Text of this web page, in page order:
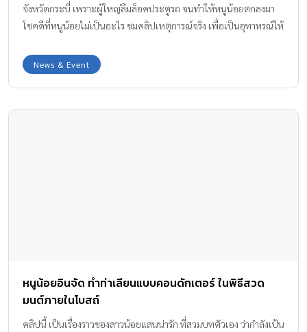
จังหวัดกระบี่ เพราะผู้ใหญ่ลืมล็อคประตูรถ จนทำให้หนูน้อยตกลงมา
โชคดีที่หนูน้อยไม่เป็นอะไร ชมคลิปเหตุการณ์จริง เพื่อเป็นอุทาหรณ์ให้
News & Event
หนูน้อยอินจัด ทำท่าเลียนแบบคอนดักเตอร์ ในพิธีสวด
มนต์ภายในโบสถ์
คลิปนี้ เป็นเรื่องราวของสาวน้อยแสนน่ารัก ที่สวมบทตัวเอง ว่ากำลังเป้น